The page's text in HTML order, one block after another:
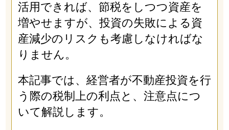
活用できれば、節税をしつつ資産を
増やせますが、投資の失敗による資
産減少のリスクも考慮しなければな
りません。
本記事では、経営者が不動産投資を行
う際の税制上の利点と、注意点につ
いて解説します。